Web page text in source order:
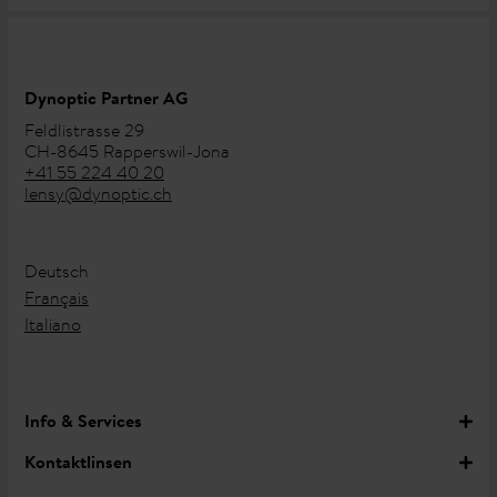
Dynoptic Partner AG
Feldlistrasse 29
CH-8645 Rapperswil-Jona
+41 55 224 40 20
lensy@dynoptic.ch
Deutsch
Français
Italiano
Info & Services
Kontaktlinsen